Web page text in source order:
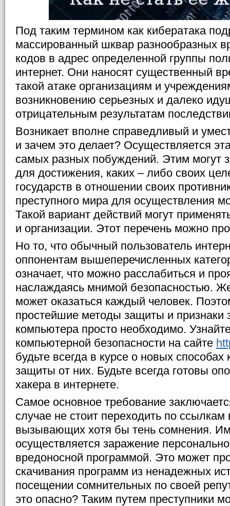
Под таким термином как кибератака
массированный шквар разнообразных
кодов в адрес определенной группы
интернет. Они наносят существенный
такой атаке организациям и
возникновению серьезных и далеко
отрицательным результатам
Возникает вполне справедливый и
и зачем это делает? Осуществляется
самых разных побуждений. Этим могут
для достижения, каких – либо своих
государств в отношении своих
преступного мира для осуществления
Такой вариант действий могут
и организации. Этот перечень можно
Но то, что обычный пользователь
оппонентам вышеперечисленных
означает, что можно расслабиться и
наслаждаясь мнимой безопасностью.
может оказаться каждый человек.
простейшие методы защиты и признаки
компьютера просто необходимо.
компьютерной безопасности на сайте
будьте всегда в курсе о новых способах
защиты от них. Будьте всегда готовы
хакера в интернете.
Самое основное требование
случае не стоит переходить по ссылкам
вызывающих хотя бы тень сомнения.
осуществляется заражение
вредоносной программой. Это может
скачивания программ из ненадежных
посещении сомнительных по своей
это опасно? Таким путем преступники